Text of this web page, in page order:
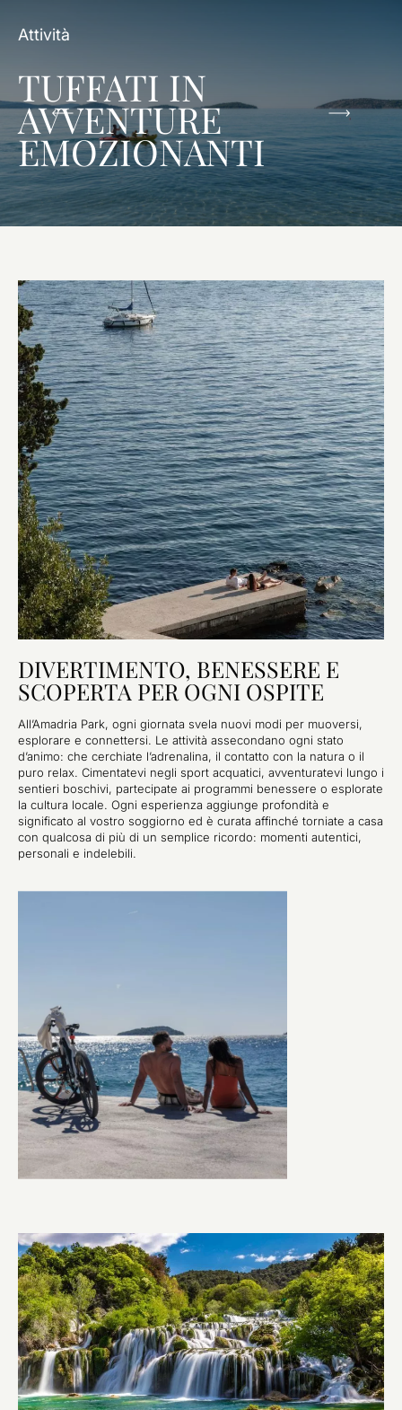
Attività
TUFFATI IN
AVVENTURE
EMOZIONANTI
DIVERTIMENTO, BENESSERE E
SCOPERTA PER OGNI OSPITE
All’Amadria Park, ogni giornata svela nuovi modi per muoversi,
esplorare e connettersi. Le attività assecondano ogni stato
d’animo: che cerchiate l’adrenalina, il contatto con la natura o il
puro relax. Cimentatevi negli sport acquatici, avventuratevi lungo i
sentieri boschivi, partecipate ai programmi benessere o esplorate
la cultura locale. Ogni esperienza aggiunge profondità e
significato al vostro soggiorno ed è curata affinché torniate a casa
con qualcosa di più di un semplice ricordo: momenti autentici,
personali e indelebili.